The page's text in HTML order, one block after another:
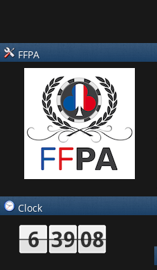
FFPA
Clock